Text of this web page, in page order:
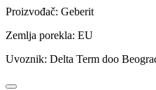
Proizvođač: Geberit
Zemlja porekla: EU
Uvoznik: Delta Term doo